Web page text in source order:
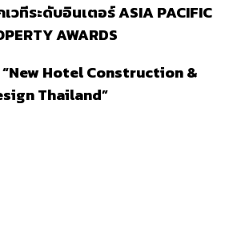
วทีระดับอินเตอร์ ASIA PACIFIC
AWARDS
Hotel Construction &
Thailand”